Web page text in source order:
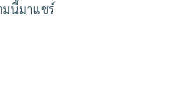
มนี้มาแชร์